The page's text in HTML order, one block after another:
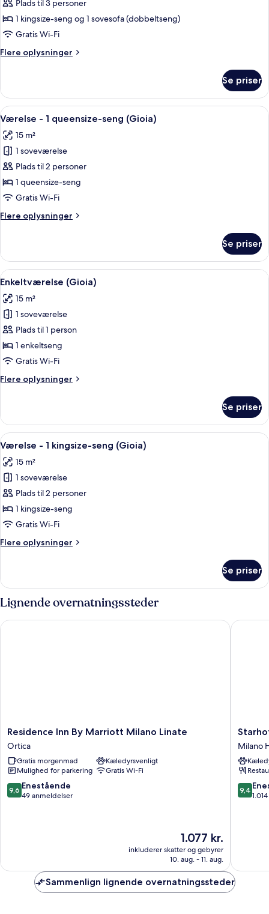
Suite
-
1
seng
(Studio)
Plads til 3 personer
1 kingsize-seng og 1 sovesofa (dobbeltseng)
Gratis Wi-Fi
Flere oplysninger
Flere
-
kingsize-
med
sovesofa
Se priser
Indlæs
alle
billeder
af
Værelse
-
1
seng
Et hotelværelse med en stor seng,
10
Værelse - 1 queensize-seng (Gioia)
15 m²
1 soveværelse
Plads til 2 personer
1 queensize-seng
Gratis Wi-Fi
Flere oplysninger
Flere
-
queensize-
(Gioia)
Se priser
Indlæs
alle
billeder
af
Enkeltværelse
(Gioia)
Et hotelværelse med en seng, et
9
Enkeltværelse (Gioia)
15 m²
1 soveværelse
Plads til 1 person
1 enkeltseng
Gratis Wi-Fi
Flere oplysninger
Flere
(Gioia)
Se priser
Indlæs
alle
billeder
af
Værelse
-
1
seng
Et hotelværelse med seng,
9
Værelse - 1 kingsize-seng (Gioia)
15 m²
1 soveværelse
Plads til 2 personer
1 kingsize-seng
Gratis Wi-Fi
Flere oplysninger
Flere
-
kingsize-
(Gioia)
Se priser
Lignende overnatningssteder
Residence
Inn
By
Marriott
Milano
Linate
Ortica
Residence Inn By Marriott Milano Linate
Ortica
Gratis morgenmad
Kæledyrsvenligt
Mulighed for parkering
Gratis Wi-Fi
9.6
ud
9,6 Enestående
49 anmeldelser
Prisen
er
1.077 kr.
1.077 kr.
inkluderer skatter og gebyrer
10. aug. - 11. aug.
Residence Inn By Marriott Milano Linate
E.c.ho.
Milano
Milano
9.4
ud
9,4
Sammenlign lignende overnatningssteder